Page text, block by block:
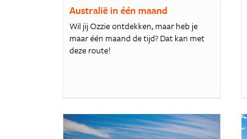
Australië in één maand
Wil jij Ozzie ontdekken, maar heb je
maar één maand de tijd? Dat kan met
deze route!